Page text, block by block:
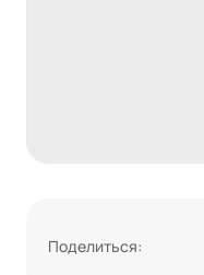
Поделиться: